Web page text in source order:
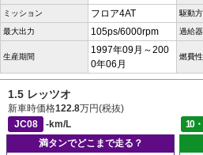
ミッション フロア4AT 駆動
最大出力 105ps/6000rpm 過給器
生産期間
1997年09月～200
0年06月
燃費
1.5 レッツオ
新車時価格122.8万円(税抜)
JC08
-km/L 10
満タンでどこまで走る？